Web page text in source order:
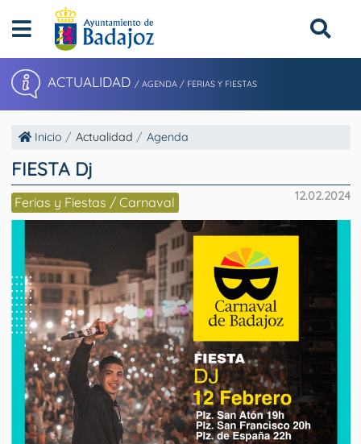
ACTUALIDAD / AGENDA / FERIAS Y FIESTAS
Inicio Actualidad Agenda
FIESTA Dj
12.02.2024
Ferias y Fiestas / Carnaval